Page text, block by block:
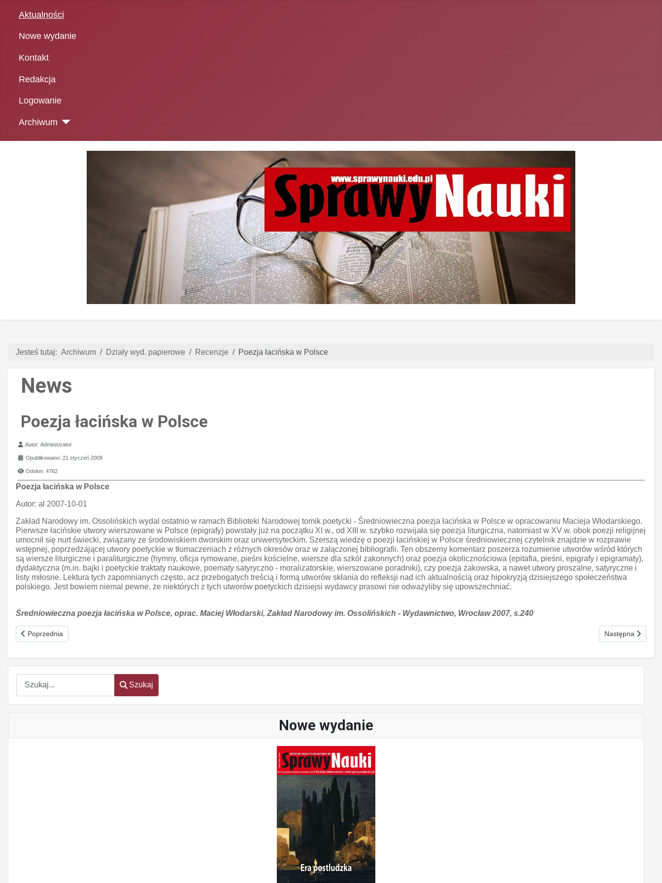
Aktualności
Nowe wydanie
Kontakt
Redakcja
Logowanie
Archiwum
Szukaj
Szukaj
Nowe wydanie
Jesteś tutaj: Archiwum Działy wyd. papierowe Recenzje Poezja łacińska w Polsce
News
Poezja łacińska w Polsce
Szczegóły
Autor:Administrator
Opublikowano: 21 styczeń 2009
Odsłon: 4762
Poezja łacińska w Polsce
Autor: al 2007-10-01
Zakład Narodowy im. Ossolińskich wydal ostatnio w ramach Biblioteki Narodowej tomik poetycki - Średniowieczna poezja łacińska w Polsce w opracowaniu Macieja Włodarskiego.
Pierwsze łacińskie utwory wierszowane w Polsce (epigrafy) powstały już na początku XI w., od XIII w. szybko rozwijała się poezja liturgiczna, natomiast w XV w. obok poezji religijnej
umocnił się nurt świecki, związany ze środowiskiem dworskim oraz uniwersyteckim. Szerszą wiedzę o poezji łacińskiej w Polsce średniowiecznej czytelnik znajdzie w rozprawie
wstępnej, poprzedzającej utwory poetyckie w tłumaczeniach z różnych okresów oraz w załączonej bibliografii. Ten obszerny komentarz poszerza rozumienie utworów wśród których
są wiersze liturgiczne i paraliturgiczne (hymny, oficja rymowane, pieśni kościelne, wiersze dla szkól zakonnych) oraz poezja okolicznościowa (epitafia, pieśni, epigrafy i epigramaty),
dydaktyczna (m.in. bajki i poetyckie traktaty naukowe, poematy satyryczno - moralizatorskie, wierszowane poradniki), czy poezja żakowska, a nawet utwory proszalne, satyryczne i
listy miłosne. Lektura tych zapomnianych często, acz przebogatych treścią i formą utworów skłania do refleksji nad ich aktualnością oraz hipokryzją dzisiejszego społeczeństwa
polskiego. Jest bowiem niemal pewne, że niektórych z tych utworów poetyckich dzisiejsi wydawcy prasowi nie odważyliby się upowszechniać.
Średniowieczna poezja łacińska w Polsce, oprac. Maciej Włodarski, Zakład Narodowy im. Ossolińskich - Wydawnictwo, Wrocław 2007, s.240
oem
software
Poprzednia strona: Słownik rosyjsko-polski
Poprzednia Następna strona:
Następna